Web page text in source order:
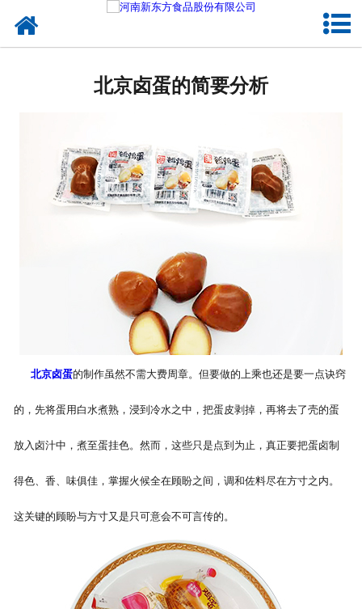
关于新东方
北京卤蛋的简要分析
北京卤蛋的制作虽然不需大费周章。但要做的上乘也还是要一点诀窍
的，先将蛋用白水煮熟，浸到冷水之中，把蛋皮剥掉，再将去了壳的蛋
放入卤汁中，煮至蛋挂色。然而，这些只是点到为止，真正要把蛋卤制
得色、香、味俱佳，掌握火候全在顾盼之间，调和佐料尽在方寸之内。
这关键的顾盼与方寸又是只可意会不可言传的。